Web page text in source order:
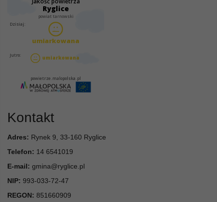
Kontakt
Adres: Rynek 9, 33-160 Ryglice
Telefon: 14 6541019
E-mail: gmina@ryglice.pl
NIP: 993-033-72-47
REGON: 851660909